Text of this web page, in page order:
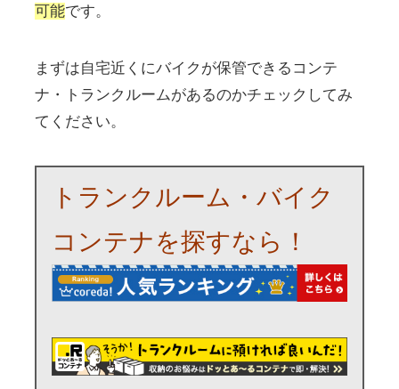
可能です。
まずは自宅近くにバイクが保管できるコンテ
ナ・トランクルームがあるのかチェックしてみ
てください。
トランクルーム・バイク
コンテナを探すなら！